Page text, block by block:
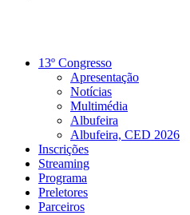
13º Congresso
Apresentação
Notícias
Multimédia
Albufeira
Albufeira, CED 2026
Inscrições
Streaming
Programa
Preletores
Parceiros